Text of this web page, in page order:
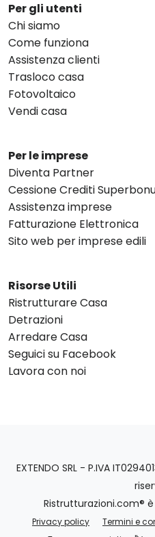
Per gli utenti
Chi siamo
Come funziona
Assistenza clienti
Trasloco casa
Fotovoltaico
Vendi casa
Per le imprese
Diventa Partner
Cessione Crediti
Assistenza imprese
Fatturazione Elettronica
Sito web per imprese edili
Risorse Utili
Ristrutturare Casa
Detrazioni
Arredare Casa
Seguici su Facebook
Lavora con noi
EXTENDO SRL - P.IVA
Ristrutturazioni.com®
Privacy policy Termini e